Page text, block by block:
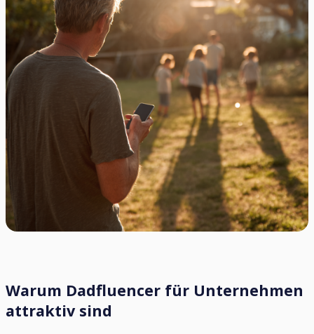
Warum Dadfluencer für Unternehmen
attraktiv sind